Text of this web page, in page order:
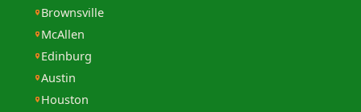
Brownsville
McAllen
Edinburg
Austin
Houston